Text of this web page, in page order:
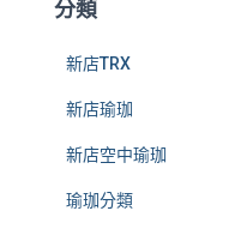
分類
新店TRX
新店瑜珈
新店空中瑜珈
瑜珈分類